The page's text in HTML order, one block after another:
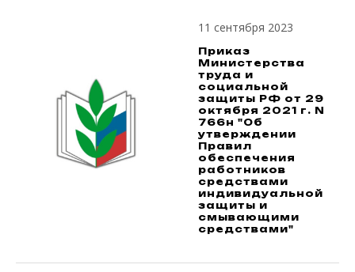
11 сентября 2023
Приказ
Министерства
труда и
социальной
защиты РФ от 29
октября 2021 г. N
766н "Об
утверждении
Правил
обеспечения
работников
средствами
индивидуальной
защиты и
смывающими
средствами"